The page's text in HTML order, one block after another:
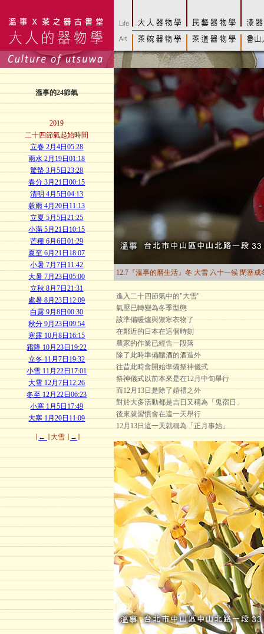
溫事的24節氣
2019
二十四節氣起始時間
立春 2月4日05:28
雨水 2月19日01:18
驚蟄 3月5日23:28
春分 3月21日00:15
清明 4月5日04:13
穀雨 4月20日11:13
立夏 5月5日21:25
小滿 5月21日10:15
芒種 6月6日01:29
夏至 6月21日18:07
小暑 7月7日11:42
大暑 7月23日05:00
立秋 8月7日21:31
處暑 8月23日12:09
白露 9月8日00:30
秋分 9月23日09:54
寒露 10月8日16:15
霜降 10月23日19:22
立冬 11月7日19:32
小雪 11月22日17:01
大雪 12月7日12:26
冬至 12月22日06:23
小寒 1月5日17:49
大寒 1月20日11:09
∣←∣大雪∣→∣
12.7『溫事的曆生活』冬 大雪 六十一候 閉塞成
進入二十四節氣中的"大雪"
氣壓已轉變為冬季型態
該準備暖爐與禦寒衣物了
在鄰近的日本在這個時刻
農家的作業已經告一段落
除了此時準備釀酒的酒造外
往昔此時會開始準備祭神儀式
祭神儀式以前本來是在12月中旬舉行
而12月13日是除了婚禮之外
對於大多活動都是吉日又稱為「鬼宿日」
後來就習慣會在這一天舉行
12月13日這一天就稱為「正月事始」